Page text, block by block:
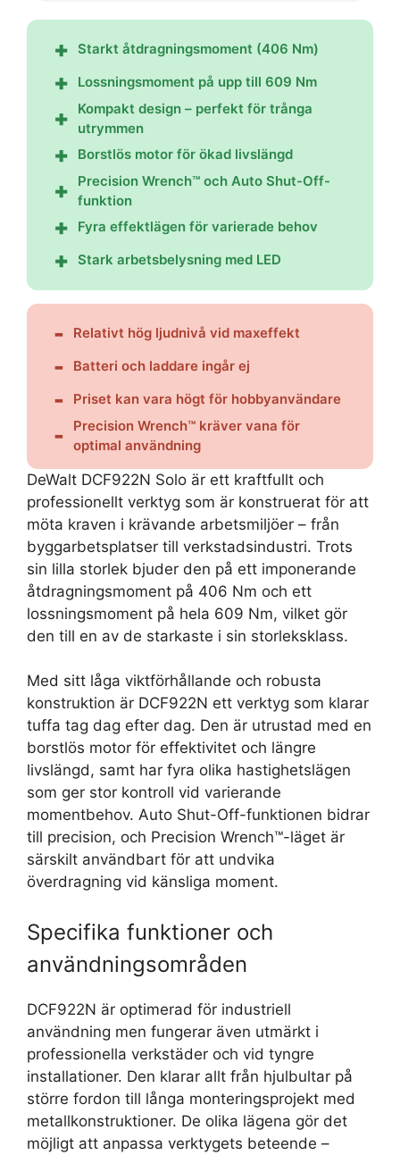
Starkt åtdragningsmoment (406 Nm)
Lossningsmoment på upp till 609 Nm
Kompakt design – perfekt för trånga
utrymmen
Borstlös motor för ökad livslängd
Precision Wrench™ och Auto Shut-Off-
funktion
Fyra effektlägen för varierade behov
Stark arbetsbelysning med LED
Relativt hög ljudnivå vid maxeffekt
Batteri och laddare ingår ej
Priset kan vara högt för hobbyanvändare
Precision Wrench™ kräver vana för
optimal användning
DeWalt DCF922N Solo är ett kraftfullt och
professionellt verktyg som är konstruerat för att
möta kraven i krävande arbetsmiljöer – från
byggarbetsplatser till verkstadsindustri. Trots
sin lilla storlek bjuder den på ett imponerande
åtdragningsmoment på 406 Nm och ett
lossningsmoment på hela 609 Nm, vilket gör
den till en av de starkaste i sin storleksklass.
Med sitt låga viktförhållande och robusta
konstruktion är DCF922N ett verktyg som klarar
tuffa tag dag efter dag. Den är utrustad med en
borstlös motor för effektivitet och längre
livslängd, samt har fyra olika hastighetslägen
som ger stor kontroll vid varierande
momentbehov. Auto Shut-Off-funktionen bidrar
till precision, och Precision Wrench™-läget är
särskilt användbart för att undvika
överdragning vid känsliga moment.
Specifika funktioner och
användningsområden
DCF922N är optimerad för industriell
användning men fungerar även utmärkt i
professionella verkstäder och vid tyngre
installationer. Den klarar allt från hjulbultar på
större fordon till långa monteringsprojekt med
metallkonstruktioner. De olika lägena gör det
möjligt att anpassa verktygets beteende –